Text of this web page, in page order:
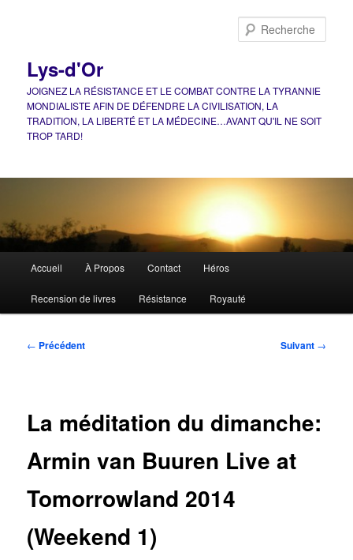
Lys-d'Or
JOIGNEZ LA RÉSISTANCE ET LE COMBAT CONTRE LA TYRANNIE
MONDIALISTE AFIN DE DÉFENDRE LA CIVILISATION, LA
TRADITION, LA LIBERTÉ ET LA MÉDECINE…AVANT QU'IL NE SOIT
TROP TARD!
principal
Accueil À Propos Contact Héros
Recension de livres Résistance Royauté
Navigation
← Précédent Suivant →
La méditation du dimanche:
Armin van Buuren Live at
Tomorrowland 2014
(Weekend 1)